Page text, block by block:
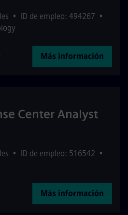
• ID de empleo: 494267 •
Más información
Center Analyst
• ID de empleo: 516542 •
Más información